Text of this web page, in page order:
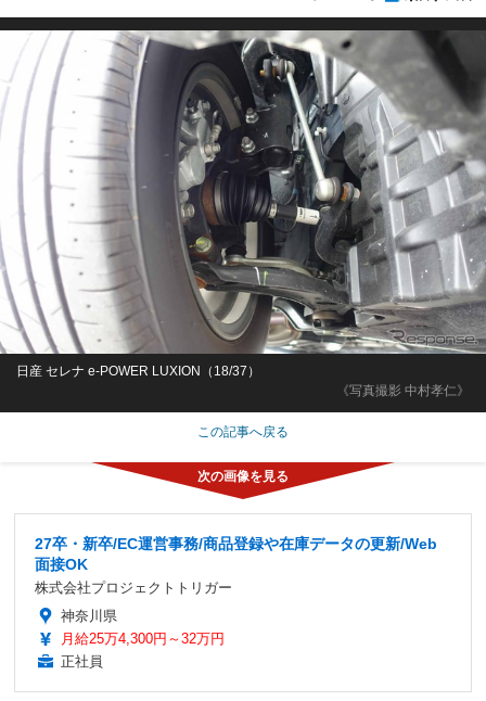
《写真撮影 中村孝仁》
日産 セレナ e-POWER LUXION（18/37）
この記事へ戻る
27卒・新卒/EC運営事務/商品登録や在庫データの更新/Web
面接OK
株式会社プロジェクトトリガー
神奈川県
月給25万4,300円～32万円
正社員